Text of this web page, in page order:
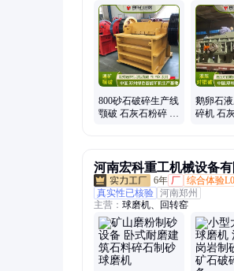
机、反击式破碎机、对辊破碎机
机、液压圆锥破碎机、反击破、
生产线
800砂石破碎生产线
颚破 石灰石粉碎 鹅
鹅卵石
碎机 石
河南宏科重工机械设备有
6年 厂 综合体验L0
真实性已核验 河南郑州
主营： 球磨机、回转窑